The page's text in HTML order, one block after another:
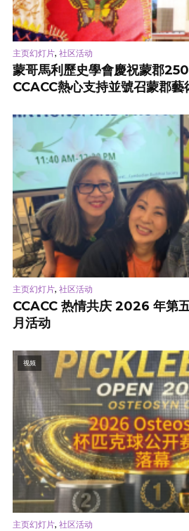
主页幻灯片, 社区活动
蒙哥馬利歷史學會慶祝蒙郡
CCACC熱心支持並號召蒙郡
主页幻灯片, 社区活动
CCACC 热情共庆 2026 年第
月活动
视频
主页幻灯片, 社区活动